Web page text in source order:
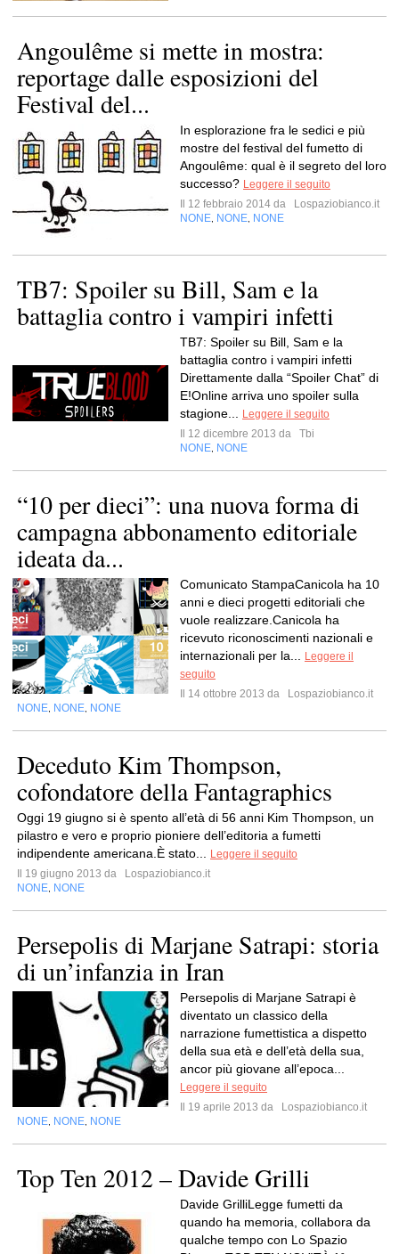
Angoulême si mette in mostra:
reportage dalle esposizioni del
Festival del...
In esplorazione fra le sedici e più
mostre del festival del fumetto di
Angoulême: qual è il segreto del loro
successo? Leggere il seguito
Il 12 febbraio 2014 da
Lospaziobianco.it
NONE NONE NONE
TB7: Spoiler su Bill, Sam e la
battaglia contro i vampiri infetti
TB7: Spoiler su Bill, Sam e la
battaglia contro i vampiri infetti
Direttamente dalla “Spoiler Chat” di
E!Online arriva uno spoiler sulla
stagione...
Leggere il seguito
Il 12 dicembre 2013 da
Tbi
NONE NONE
“10 per dieci”: una nuova forma di
campagna abbonamento editoriale
ideata da...
Comunicato StampaCanicola ha 10
anni e dieci progetti editoriali che
vuole realizzare.Canicola ha
ricevuto riconoscimenti nazionali e
internazionali per la...
Leggere il
seguito
Il 14 ottobre 2013 da
Lospaziobianco.it
NONE NONE NONE
Deceduto Kim Thompson,
cofondatore della Fantagraphics
Oggi 19 giugno si è spento all’età di 56 anni Kim Thompson, un
pilastro e vero e proprio pioniere dell’editoria a fumetti
indipendente americana.È stato...
Leggere il seguito
Il 19 giugno 2013 da
Lospaziobianco.it
NONE NONE
Persepolis di Marjane Satrapi: storia
di un’infanzia in Iran
Persepolis di Marjane Satrapi è
diventato un classico della
narrazione fumettistica a dispetto
della sua età e dell’età della sua,
ancor più giovane all’epoca...
Leggere il seguito
Il 19 aprile 2013 da
Lospaziobianco.it
NONE NONE NONE
Top Ten 2012 – Davide Grilli
Davide GrilliLegge fumetti da
quando ha memoria, collabora da
qualche tempo con Lo Spazio